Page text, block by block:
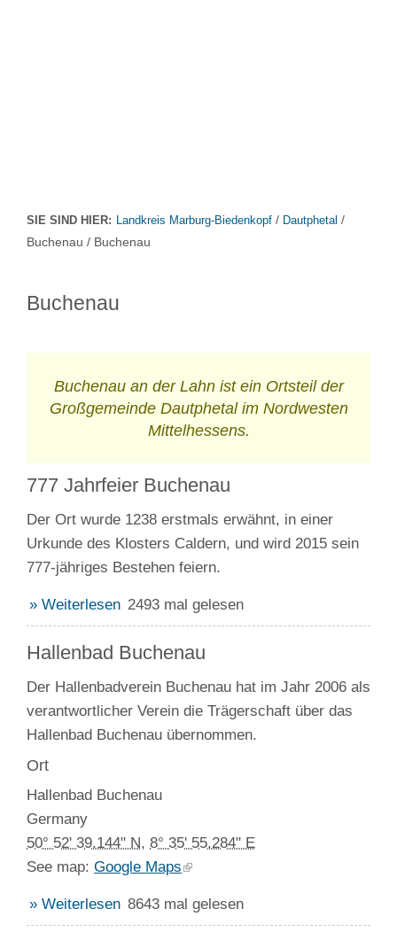
SIE SIND HIER: Landkreis Marburg-Biedenkopf / Dautphetal /
Buchenau / Buchenau
Buchenau
Buchenau an der Lahn ist ein Ortsteil der
Großgemeinde Dautphetal im Nordwesten
Mittelhessens.
777 Jahrfeier Buchenau
Der Ort wurde 1238 erstmals erwähnt, in einer
Urkunde des Klosters Caldern, und wird 2015 sein
777-jähriges Bestehen feiern.
» Weiterlesen 2493 mal gelesen
Hallenbad Buchenau
Der Hallenbadverein Buchenau hat im Jahr 2006 als
verantwortlicher Verein die Trägerschaft über das
Hallenbad Buchenau übernommen.
Ort
Hallenbad Buchenau
Germany
50° 52' 39.144" N, 8° 35' 55.284" E
See map: Google Maps
» Weiterlesen 8643 mal gelesen